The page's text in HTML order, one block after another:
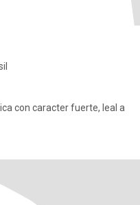
con caracter fuerte, leal a